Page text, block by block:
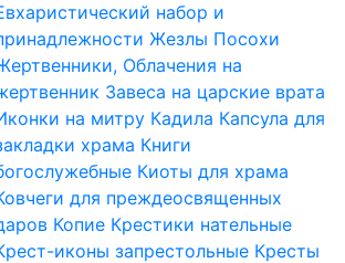
набор и
Жезлы Посохи
Облачения на
Завеса на царские врата
на митру Кадила Капсула для
храма Книги
Киоты для храма
для преждеосвященных
Копие Крестики нательные
иконы запрестольные Кресты